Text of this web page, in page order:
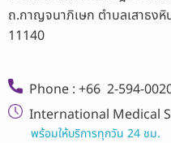
ถ.กาญจนาภิเษก ตำบลเสาธง
11140
Phone : +66 2-594-
International Medical
พร้อมให้บริการทุกวัน 24 ชม.